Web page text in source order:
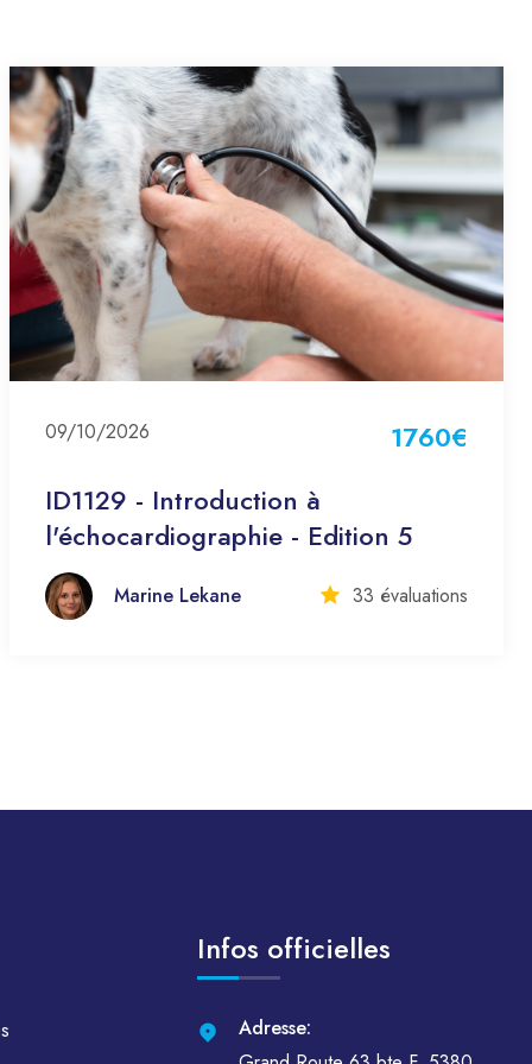
09/10/2026
1760€
ID1129 - Introduction à
l'échocardiographie - Edition 5
Marine Lekane 33 évaluations
Infos officielles
Adresse: